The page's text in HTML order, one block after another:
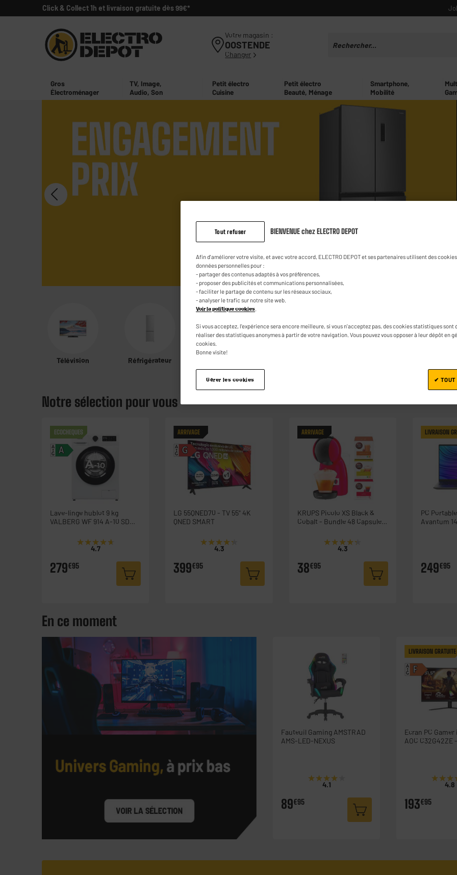
Click & Collect 1h et livraison gratuite dès 99€*
Votre magasin :
OOSTENDE
Changer
Gros
Électroménager
TV, Image,
Audio, Son
Petit électro
Cuisine
Petit électro
Beauté, Ménage
Smartphone,
Mobilité
Télévision Réfrigérateur
Notre sélection pour vous
ECOCHEQUES
A
A
G
Lave-linge hublot 9 kg
VALBERG WF 914 A-10 SD
★★★★★
★★★★★
4.7
279€95
ARRIVAGE
G
A
G
LG 55QNED70 - TV 55" 4K
QNED SMART
★★★★★
★★★★★
4.3
399€95
ARRIVAGE
KRUPS Picolo XS Black &
Cobalt - Bundle 48 Capsules
★★★★★
★★★★★
4.3
38€95
LIVRAISON
PC
Avantum
249€95
En ce moment
Fauteuil Gaming AMSTRAD
AMS-LED-NEXUS
★★★★★
★★★★★
4.1
89€95
LIVRAISON GRATUITE
F
A
G
Ecran PC
AOC C32G42ZE -
4.8
193€95
Tout refuser BIENVENUE chez ELECTRO DEPOT
Afin d'améliorer votre visite, et avec votre accord, ELECTRO DEPOT et ses partenaires utilisent des
données personnelles pour :
- partager des contenus adaptés à vos préférences,
- proposer des publicités et communications personnalisées,
- faciliter le partage de contenu sur les réseaux sociaux,
- analyser le trafic sur notre site web.
Voir la politique cookies
Si vous acceptez, l'expérience sera encore meilleure, si vous n'acceptez pas, des cookies statistiques sont
réaliser des statistiques anonymes à partir de votre navigation. Vous pouvez vous opposer à leur dépôt en
cookies.
Bonne visite!
Gérer les cookies ✔ TOUT